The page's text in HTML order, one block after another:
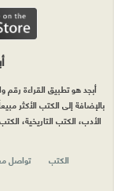
أبجد هو تطبيق القراءة رقم
بالإضافة إلى الكتب الأكثر
الأدب، الكتب التاريخية،
الكتب
تواصل